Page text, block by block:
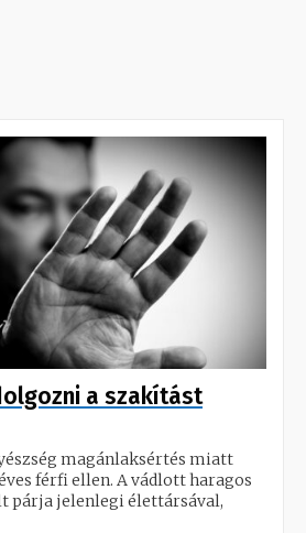
a szakítást
magánlaksértés miatt
férfi ellen. A vádlott haragos
párja jelenlegi élettársával,